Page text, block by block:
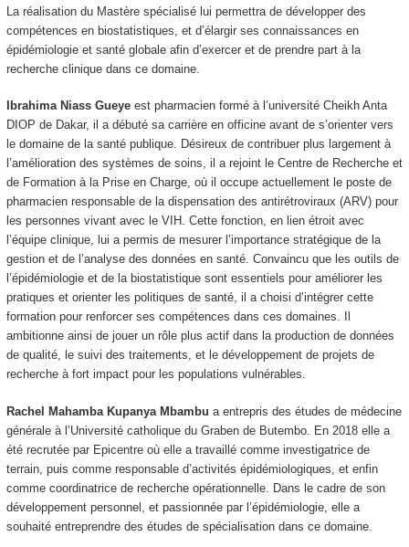
La réalisation du Mastère spécialisé lui permettra de développer des
compétences en biostatistiques, et d’élargir ses connaissances en
épidémiologie et santé globale afin d’exercer et de prendre part à la
recherche clinique dans ce domaine.
Ibrahima Niass Gueyeest pharmacien formé à l’université Cheikh Anta
DIOP de Dakar, il a débuté sa carrière en officine avant de s’orienter vers
le domaine de la santé publique. Désireux de contribuer plus largement à
l’amélioration des systèmes de soins, il a rejoint le Centre de Recherche et
de Formation à la Prise en Charge, où il occupe actuellement le poste de
pharmacien responsable de la dispensation des antirétroviraux (ARV) pour
les personnes vivant avec le VIH. Cette fonction, en lien étroit avec
l’équipe clinique, lui a permis de mesurer l’importance stratégique de la
gestion et de l’analyse des données en santé. Convaincu que les outils de
l’épidémiologie et de la biostatistique sont essentiels pour améliorer les
pratiques et orienter les politiques de santé, il a choisi d’intégrer cette
formation pour renforcer ses compétences dans ces domaines. Il
ambitionne ainsi de jouer un rôle plus actif dans la production de données
de qualité, le suivi des traitements, et le développement de projets de
recherche à fort impact pour les populations vulnérables.
Rachel Mahamba Kupanya Mbambu a entrepris des études de médecine
générale à l’Université catholique du Graben de Butembo. En 2018 elle a
été recrutée par Epicentre où elle a travaillé comme investigatrice de
terrain, puis comme responsable d’activités épidémiologiques, et enfin
comme coordinatrice de recherche opérationnelle. Dans le cadre de son
développement personnel, et passionnée par l’épidémiologie, elle a
souhaité entreprendre des études de spécialisation dans ce domaine.